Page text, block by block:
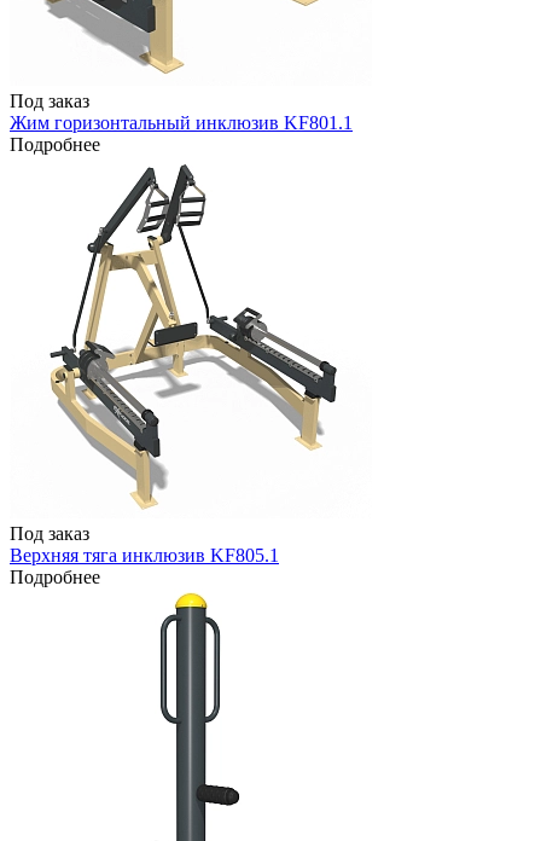
Под заказ
Жим горизонтальный инклюзив KF801.1
Подробнее
Под заказ
Верхняя тяга инклюзив KF805.1
Подробнее